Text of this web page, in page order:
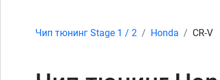
Чип тюнинг Stage 1 / 2 Honda CR-V